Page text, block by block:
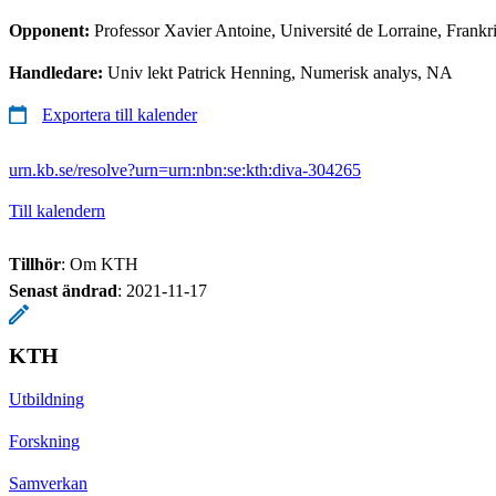
Opponent: Professor Xavier Antoine, Université de Lorraine,
Handledare: Univ lekt Patrick Henning, Numerisk analys, NA
Exportera till kalender
urn.kb.se/resolve?urn=urn:nbn:se:kth:diva-304265
Till kalendern
Tillhör: Om KTH
Senast ändrad: 2021-11-17
KTH
Utbildning
Forskning
Samverkan